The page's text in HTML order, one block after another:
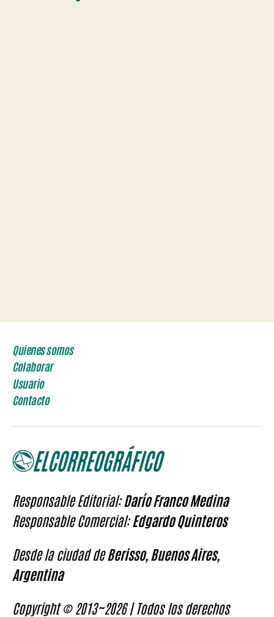
Quienes somos
Colaborar
Usuario
Contacto
Responsable Editorial:Darío Franco Medina
Responsable Comercial:Edgardo Quinteros
Desde la ciudad deBerisso, Buenos Aires,
Argentina
Copyright © 2013~2026 | Todos los derechos